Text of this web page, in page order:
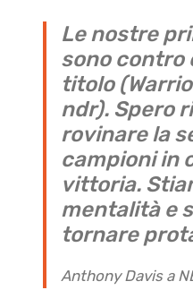
Le nostre
sono contro
titolo
ndr). Spero
rovinare la
campioni in
vittoria.
mentalità e
tornare
Anthony Davis a